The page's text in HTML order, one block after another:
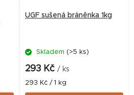
UGF sušená bráněnka 1kg
Skladem (>5 ks)
293 Kč / ks
Měrná
cena:
293 Kč / 1 kg